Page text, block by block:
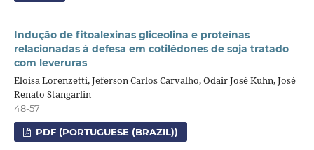
Indução de fitoalexinas gliceolina e proteínas
relacionadas à defesa em cotilédones de soja tratado
com leveruras
Eloisa Lorenzetti, Jeferson Carlos Carvalho, Odair José Kuhn, José
Renato Stangarlin
48-57
PDF (PORTUGUESE (BRAZIL))